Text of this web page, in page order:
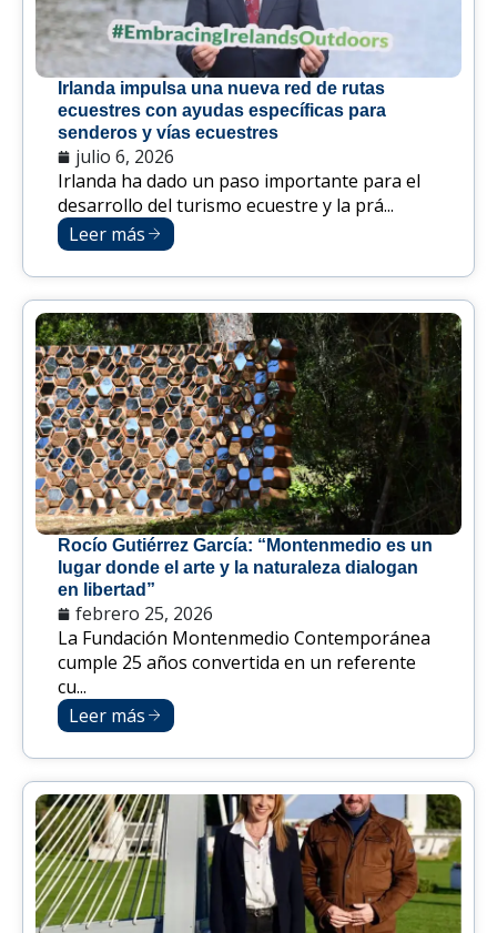
Irlanda impulsa una nueva red de rutas
ecuestres con ayudas específicas para
senderos y vías ecuestres
julio 6, 2026
Irlanda ha dado un paso importante para el
desarrollo del turismo ecuestre y la prá...
Leer más
Rocío Gutiérrez García: “Montenmedio es un
lugar donde el arte y la naturaleza dialogan
en libertad”
febrero 25, 2026
La Fundación Montenmedio Contemporánea
cumple 25 años convertida en un referente
cu...
Leer más